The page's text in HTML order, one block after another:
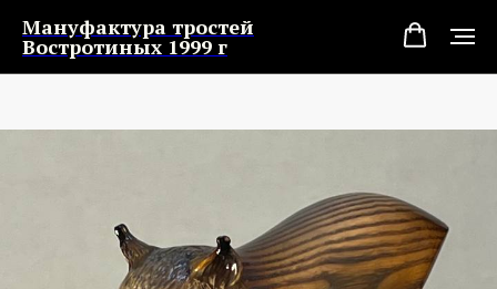
Мануфактура тростей
Востротиных 1999 г